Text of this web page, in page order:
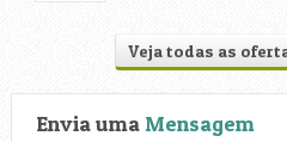
Veja todas as
Envia uma Mensagem